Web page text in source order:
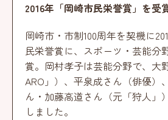
2016年「岡崎市民栄誉賞」を受
岡崎市・市制100周年を契機に
民栄誉賞に、スポーツ・芸能分
賞。岡村孝子は芸能分野で、大
ARO」）、平泉成さん（俳優）
ん・加藤高道さん（元「狩人」
しました。